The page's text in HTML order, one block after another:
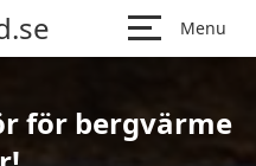
Menu
för bergvärme